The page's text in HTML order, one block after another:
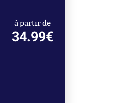
à partir de
34.99€